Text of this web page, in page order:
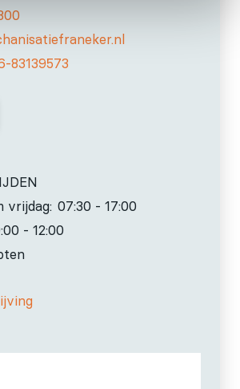
83139573
vrijdag: 07:30 - 17:00
- 12:00